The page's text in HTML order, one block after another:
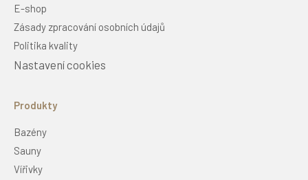
E-shop
Zásady zpracování osobních údajů
Politika kvality
Nastavení cookies
Produkty
Bazény
Sauny
Vířivky